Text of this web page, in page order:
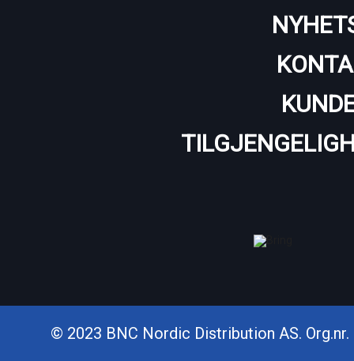
© 2023 BNC Nordic Distribution AS.